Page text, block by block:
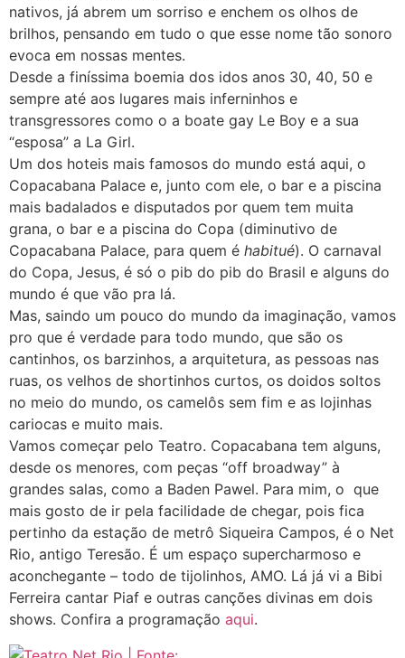
nativos, já abrem um sorriso e enchem os olhos de
brilhos, pensando em tudo o que esse nome tão sonoro
evoca em nossas mentes.
Desde a finíssima boemia dos idos anos 30, 40, 50 e
sempre até aos lugares mais inferninhos e
transgressores como o a boate gay Le Boy e a sua
“esposa” a La Girl.
Um dos hoteis mais famosos do mundo está aqui, o
Copacabana Palace e, junto com ele, o bar e a piscina
mais badalados e disputados por quem tem muita
grana, o bar e a piscina do Copa (diminutivo de
Copacabana Palace, para quem é habitué). O carnaval
do Copa, Jesus, é só o pib do pib do Brasil e alguns do
mundo é que vão pra lá.
Mas, saindo um pouco do mundo da imaginação, vamos
pro que é verdade para todo mundo, que são os
cantinhos, os barzinhos, a arquitetura, as pessoas nas
ruas, os velhos de shortinhos curtos, os doidos soltos
no meio do mundo, os camelôs sem fim e as lojinhas
cariocas e muito mais.
Vamos começar pelo Teatro. Copacabana tem alguns,
desde os menores, com peças “off broadway” à
grandes salas, como a Baden Pawel. Para mim, o que
mais gosto de ir pela facilidade de chegar, pois fica
pertinho da estação de metrô Siqueira Campos, é o Net
Rio, antigo Teresão. É um espaço supercharmoso e
aconchegante – todo de tijolinhos, AMO. Lá já vi a Bibi
Ferreira cantar Piaf e outras canções divinas em dois
shows. Confira a programação aqui.